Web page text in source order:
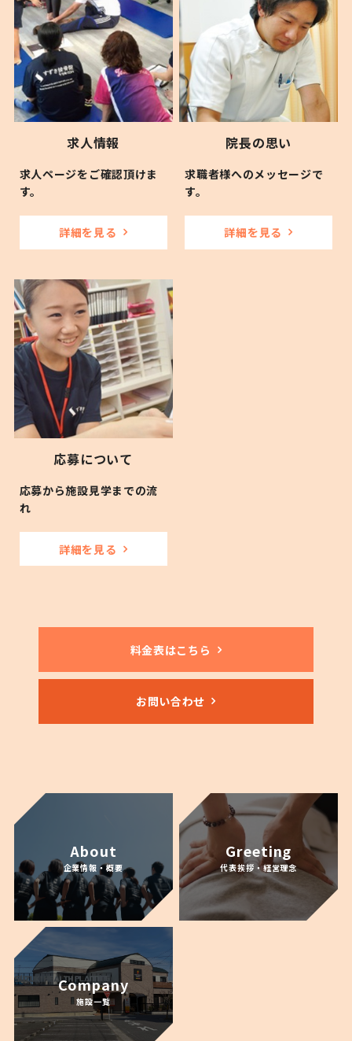
求人情報
求人ページをご確認頂けま
す。
詳細を見る
院長の思い
求職者様へのメッセージで
す。
詳細を見る
応募について
応募から施設見学までの流
れ
詳細を見る
料金表はこちら
お問い合わせ
About
企業情報・概要
Greeting
代表挨拶・経営理念
Company
施設一覧